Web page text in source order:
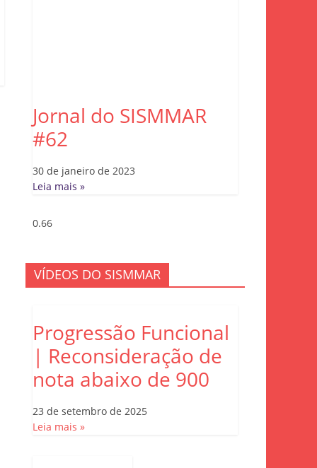
Jornal do SISMMAR
#62
30 de janeiro de 2023
Leia mais »
VÍDEOS DO SISMMAR
Progressão Funcional
| Reconsideração de
nota abaixo de 900
23 de setembro de 2025
Leia mais »